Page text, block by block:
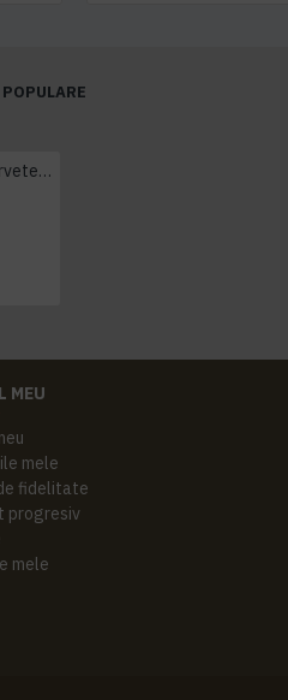
Furculita+Cutit+Servetel 100buc/set
MEU
mele
fidelitate
progresiv
mele